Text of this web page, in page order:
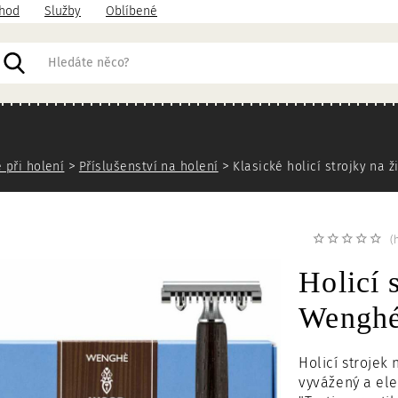
Služby Oblíbené
při holení Příslušenství na holení Klasické holicí strojky na
Holicí
Holicí strojek
vyvážený a